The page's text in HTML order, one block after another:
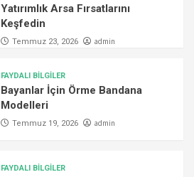
Yatırımlık Arsa Fırsatlarını
Keşfedin
Temmuz 23, 2026 admin
FAYDALI BİLGİLER
Bayanlar İçin Örme Bandana
Modelleri
Temmuz 19, 2026 admin
FAYDALI BİLGİLER